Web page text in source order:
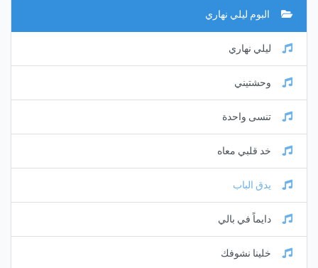
البوم ليلي نهاري
ليلي نهاري
وحشتيني
تنسى واحدة
خد قلبي معاه
يدق الباب
دايماً في بالي
خلينا نشوفك